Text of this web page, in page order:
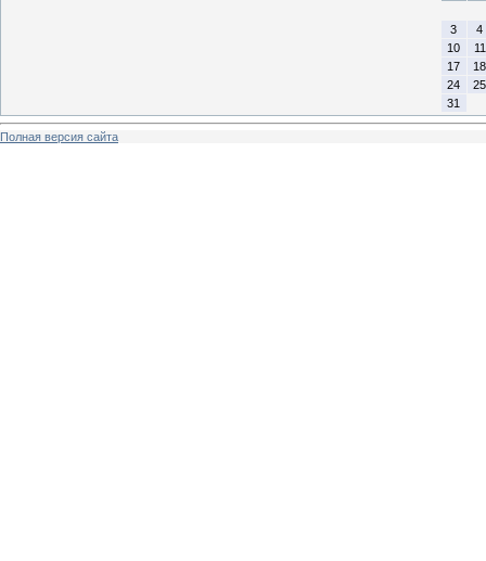
3
4
10
11
17
18
24
25
31
Полная версия сайта